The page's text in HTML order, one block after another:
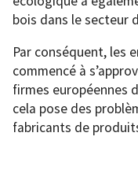
bois dans le secteur
Par conséquent, les
commencé à
firmes européennes
cela pose des
fabricants de